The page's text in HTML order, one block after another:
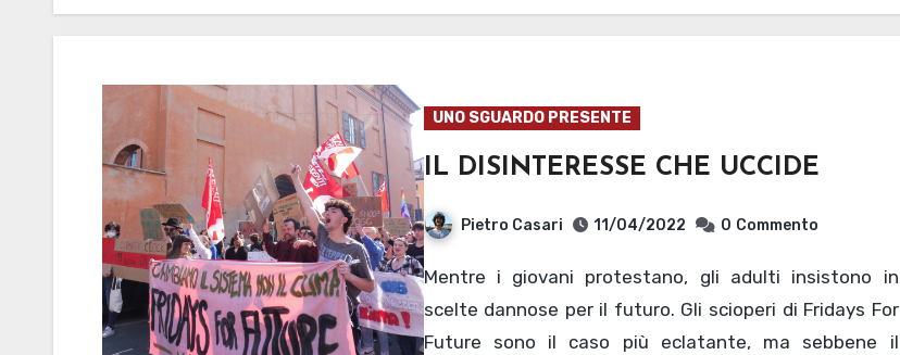
UNO SGUARDO PRESENTE
IL DISINTERESSE CHE UCCIDE
Pietro Casari 11/04/2022 0 Commento
Mentre i giovani protestano, gli adulti insistono in
scelte dannose per il futuro. Gli scioperi di Fridays For
Future sono il caso più eclatante, ma sebbene il